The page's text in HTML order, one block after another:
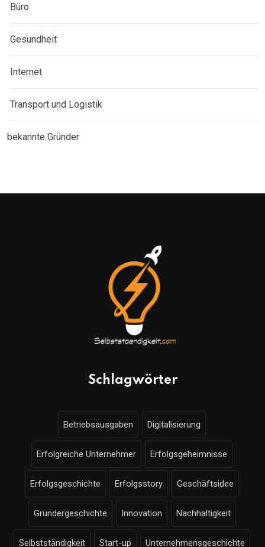
Büro
Gesundheit
Internet
Transport und Logistik
bekannte Gründer
Schlagwörter
Betriebsausgaben Digitalisierung
Erfolgreiche Unternehmer Erfolgsgeheimnisse
Erfolgsgeschichte Erfolgsstory Geschäftsidee
Gründergeschichte Innovation Nachhaltigkeit
Selbstständigkeit Start-up Unternehmensgeschichte